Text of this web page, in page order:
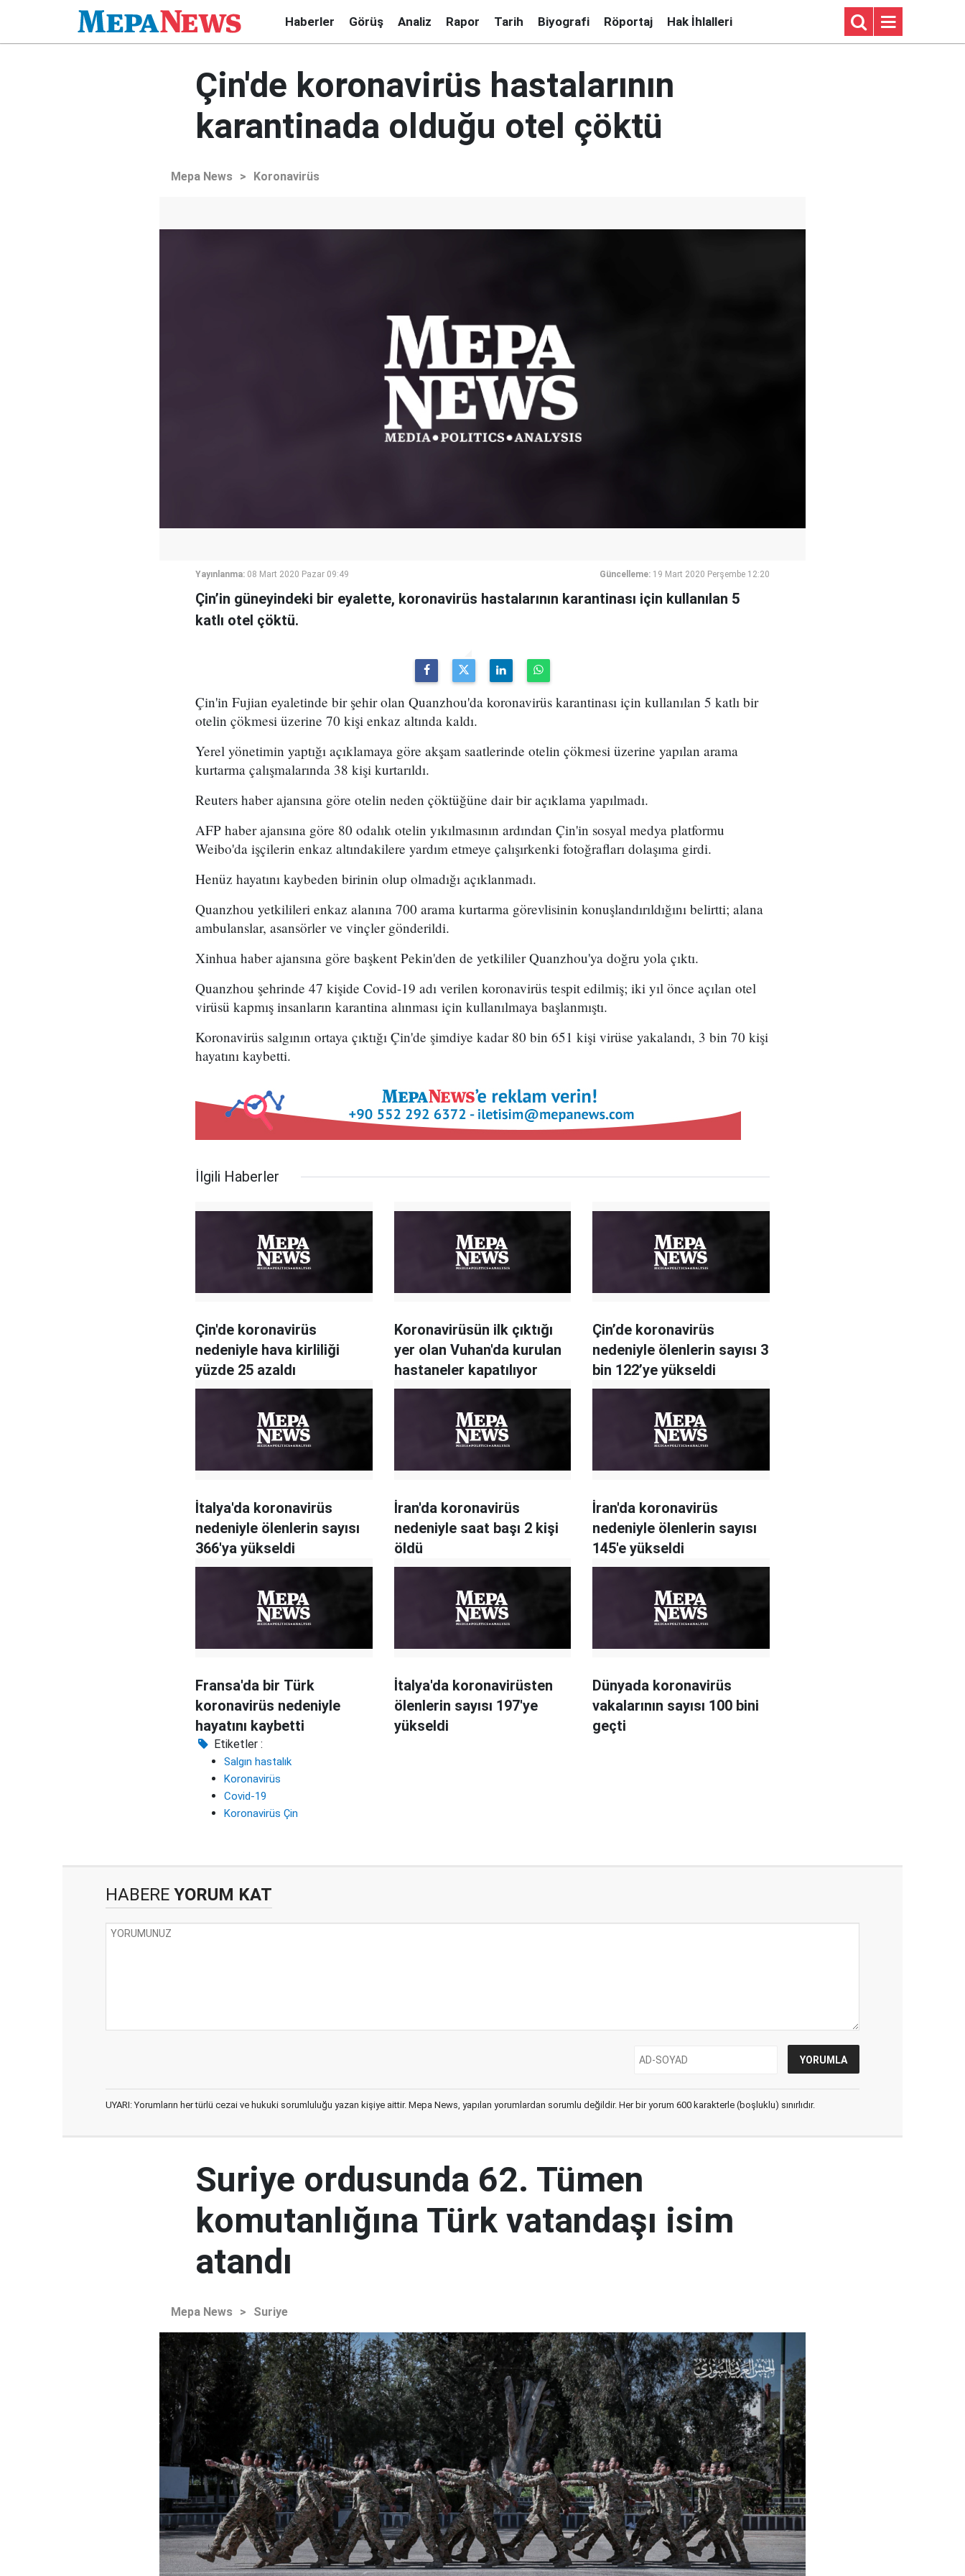
Haberler Görüş Analiz Rapor Tarih Biyografi Röportaj Hak İhlalleri
Çin'de koronavirüs hastalarının
karantinada olduğu otel çöktü
Mepa News > Koronavirüs
Yayınlanma: 08 Mart 2020 Pazar 09:49 Güncelleme: 19 Mart 2020 Perşembe 12:20
Çin’in güneyindeki bir eyalette, koronavirüs hastalarının karantinası için kullanılan 5
katlı otel çöktü.
Çin'in Fujian eyaletinde bir şehir olan Quanzhou'da koronavirüs karantinası için kullanılan 5 katlı bir
otelin çökmesi üzerine 70 kişi enkaz altında kaldı.
Yerel yönetimin yaptığı açıklamaya göre akşam saatlerinde otelin çökmesi üzerine yapılan arama
kurtarma çalışmalarında 38 kişi kurtarıldı.
Reuters haber ajansına göre otelin neden çöktüğüne dair bir açıklama yapılmadı.
AFP haber ajansına göre 80 odalık otelin yıkılmasının ardından Çin'in sosyal medya platformu
Weibo'da işçilerin enkaz altındakilere yardım etmeye çalışırkenki fotoğrafları dolaşıma girdi.
Henüz hayatını kaybeden birinin olup olmadığı açıklanmadı.
Quanzhou yetkilileri enkaz alanına 700 arama kurtarma görevlisinin konuşlandırıldığını belirtti; alana
ambulanslar, asansörler ve vinçler gönderildi.
Xinhua haber ajansına göre başkent Pekin'den de yetkililer Quanzhou'ya doğru yola çıktı.
Quanzhou şehrinde 47 kişide Covid-19 adı verilen koronavirüs tespit edilmiş; iki yıl önce açılan otel
virüsü kapmış insanların karantina alınması için kullanılmaya başlanmıştı.
Koronavirüs salgının ortaya çıktığı Çin'de şimdiye kadar 80 bin 651 kişi virüse yakalandı, 3 bin 70 kişi
hayatını kaybetti.
İlgili Haberler
Çin'de koronavirüs
nedeniyle hava kirliliği
yüzde 25 azaldı
Koronavirüsün ilk çıktığı
yer olan Vuhan'da kurulan
hastaneler kapatılıyor
Çin’de koronavirüs
nedeniyle ölenlerin sayısı 3
bin 122’ye yükseldi
İtalya'da koronavirüs
nedeniyle ölenlerin sayısı
366'ya yükseldi
İran'da koronavirüs
nedeniyle saat başı 2 kişi
öldü
İran'da koronavirüs
nedeniyle ölenlerin sayısı
145'e yükseldi
Fransa'da bir Türk
koronavirüs nedeniyle
hayatını kaybetti
İtalya'da koronavirüsten
ölenlerin sayısı 197'ye
yükseldi
Dünyada koronavirüs
vakalarının sayısı 100 bini
geçti
Etiketler :
Salgın hastalık
Koronavirüs
Covid-19
Koronavirüs Çin
HABERE YORUM KAT
UYARI: Yorumların her türlü cezai ve hukuki sorumluluğu yazan kişiye aittir. Mepa News, yapılan yorumlardan sorumlu değildir. Her bir yorum 600 karakterle (boşluklu) sınırlıdır.
Suriye ordusunda 62. Tümen
komutanlığına Türk vatandaşı isim
atandı
Mepa News > Suriye